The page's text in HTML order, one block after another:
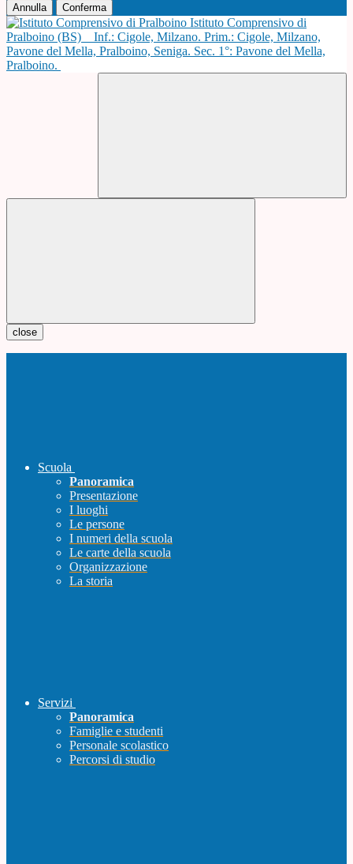
Annulla Conferma
Istituto Comprensivo di
Pralboino (BS)
Inf.: Cigole, Milzano. Prim.: Cigole, Milzano,
Pavone del Mella, Pralboino, Seniga. Sec. 1°: Pavone del Mella,
Pralboino.
close
Scuola
Panoramica
Presentazione
I luoghi
Le persone
I numeri della scuola
Le carte della scuola
Organizzazione
La storia
Servizi
Panoramica
Famiglie e studenti
Personale scolastico
Percorsi di studio